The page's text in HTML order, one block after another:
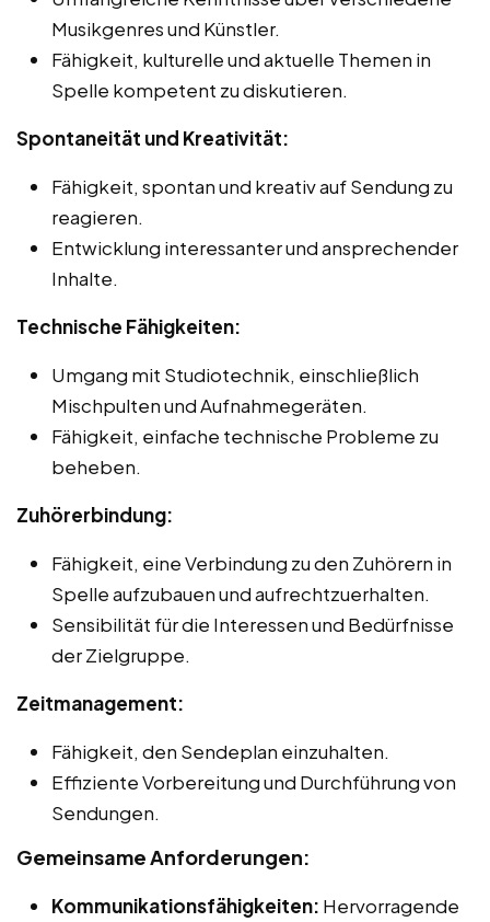
Musikgenres und Künstler.
Fähigkeit, kulturelle und aktuelle Themen in
Spelle kompetent zu diskutieren.
Spontaneität und Kreativität:
Fähigkeit, spontan und kreativ auf Sendung zu
reagieren.
Entwicklung interessanter und ansprechender
Inhalte.
Technische Fähigkeiten:
Umgang mit Studiotechnik, einschließlich
Mischpulten und Aufnahmegeräten.
Fähigkeit, einfache technische Probleme zu
beheben.
Zuhörerbindung:
Fähigkeit, eine Verbindung zu den Zuhörern in
Spelle aufzubauen und aufrechtzuerhalten.
Sensibilität für die Interessen und Bedürfnisse
der Zielgruppe.
Zeitmanagement:
Fähigkeit, den Sendeplan einzuhalten.
Effiziente Vorbereitung und Durchführung von
Sendungen.
Gemeinsame Anforderungen:
Kommunikationsfähigkeiten: Hervorragende